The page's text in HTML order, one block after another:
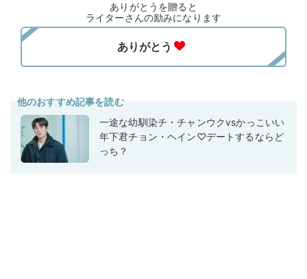
ありがとうを贈ると
ライターさんの励みになります
他のおすすめ記事を読む
一途な幼馴染チ・チャンウクvsかっこいい
年下君チョン・ヘイン♡デートするならど
っち？